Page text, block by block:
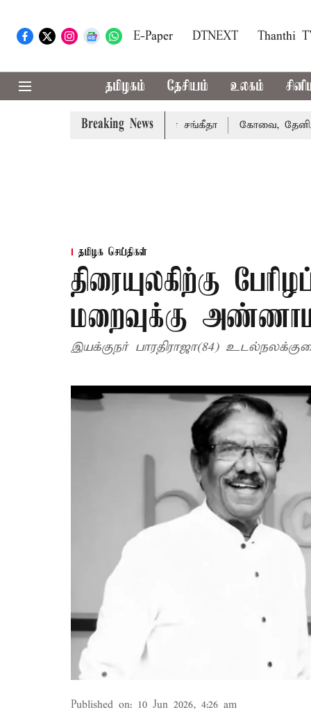
E-Paper DTNEXT Thanthi
தமிழகம் தேசியம் உலகம்
Breaking News
வழக்கை வாபஸ் பெற்றார் சங்கீதா கோவை, தேனி,நீலகிரி
தமிழக செய்திகள்
திரையுலகிற்கு
மறைவுக்கு
இயக்குநர் பாரதிராஜா(84)
Published on: 10 Jun 2026, 4:26 am